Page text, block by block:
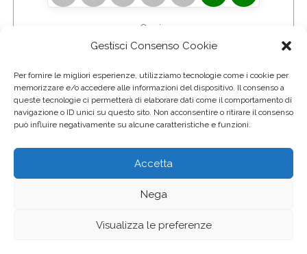
Gestisci Consenso Cookie
Per fornire le migliori esperienze, utilizziamo tecnologie come i cookie per
memorizzare e/o accedere alle informazioni del dispositivo. Il consenso a
queste tecnologie ci permetterà di elaborare dati come il comportamento di
navigazione o ID unici su questo sito. Non acconsentire o ritirare il consenso
può influire negativamente su alcune caratteristiche e funzioni.
Accetta
Nega
Visualizza le preferenze
Orario
Ho letto ed accettol'informativa sulla privacy
Ho letto ed accetto itermini e condizioni generali
Con la presente ti iscrivi alla newsletter
Maremma Escursioni (+39) 3713837052 © 2020